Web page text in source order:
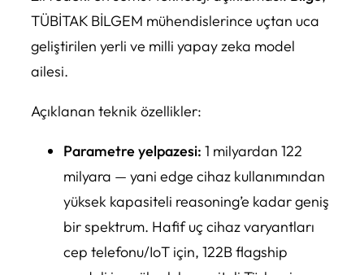
TÜBİTAK BİLGEM mühendislerince uçtan uca
geliştirilen yerli ve milli yapay zeka model
ailesi.
Açıklanan teknik özellikler:
Parametre yelpazesi: 1 milyardan 122
milyara — yani edge cihaz kullanımından
yüksek kapasiteli reasoning’e kadar geniş
bir spektrum. Hafif uç cihaz varyantları
cep telefonu/IoT için, 122B flagship